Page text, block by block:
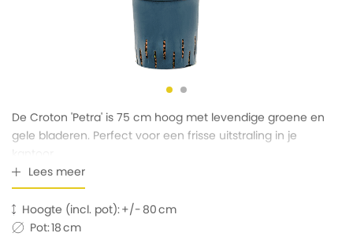
Hoogte (incl. pot):
80
Pot:18
De Croton 'Petra' is 75 cm hoog met levendige groene en
gele bladeren. Perfect voor een frisse uitstraling in je
Lees meer